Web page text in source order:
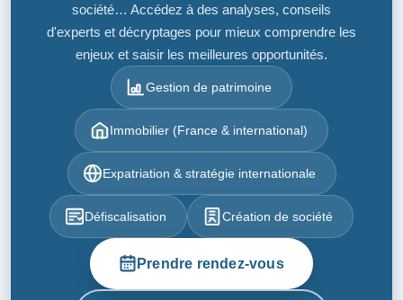
société… Accédez à des analyses, conseils
d'experts et décryptages pour mieux comprendre les
enjeux et saisir les meilleures opportunités.
Gestion de patrimoine
Immobilier (France & international)
Expatriation & stratégie internationale
Défiscalisation Création de société
Prendre rendez-vous